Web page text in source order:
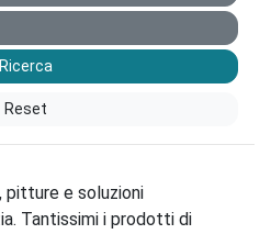
Ricerca
Reset
pitture e soluzioni
Tantissimi i prodotti di